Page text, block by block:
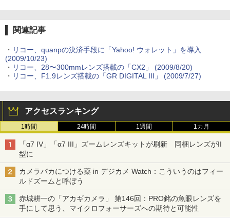
関連記事
・ リコー、quanpの決済手段に「Yahoo! ウォレット」を導入
(2009/10/23)
・ リコー、28〜300mmレンズ搭載の「CX2」 (2009/8/20)
・ リコー、F1.9レンズ搭載の「GR DIGITAL III」 (2009/7/27)
アクセスランキング
1時間 24時間 1週間 1カ月
「α7 IV」「α7 III」ズームレンズキットが刷新 同梱レンズがII
型に
カメラバカにつける薬 in デジカメ Watch：こういうのはフィー
ルドズームと呼ぼう
赤城耕一の「アカギカメラ」 第146回：PRO銘の魚眼レンズを
手にして思う、マイクロフォーサーズへの期待と可能性